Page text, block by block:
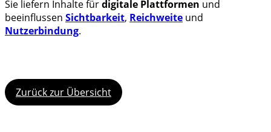
Sie liefern Inhalte fürdigitale Plattformen und
beeinflussen Sichtbarkeit, Reichweite und
Nutzerbindung.
Zurück zur Übersicht